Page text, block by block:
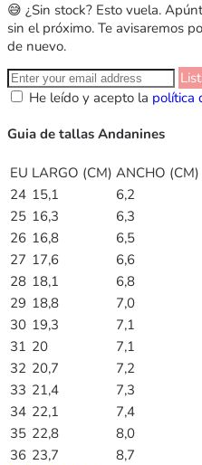
😅 ¿Sin stock? Esto vuela.
sin el próximo. Te avisaremos
de nuevo.
He leído y acepto la política
Guia de tallas Andanines
EU LARGO (CM) ANCHO (CM)
24 15,1
6,2
25 16,3
6,3
26 16,8
6,5
27 17,6
6,6
28 18,1
6,8
29 18,8
7,0
30 19,3
7,1
31 20
7,1
32 20,7
7,2
33 21,4
7,3
34 22,1
7,4
35 22,8
8,0
36 23,7
8,7